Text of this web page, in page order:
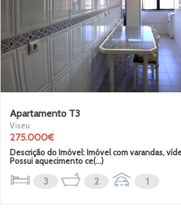
Apartamento T3
Viseu
275.000€
Descrição do Imóvel: Imóvel com varandas,
Possui aquecimento ce(...)
3 2 1